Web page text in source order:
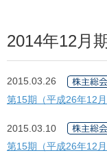
2014年12月
2015.03.26
第15期（平成26年12
2015.03.10
第15期（平成26年12